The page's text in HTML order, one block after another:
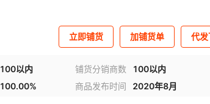
立即铺货 加铺货单 代
100以内 铺货分销商数
100以内
100.00% 商品发布时间 2020年8月